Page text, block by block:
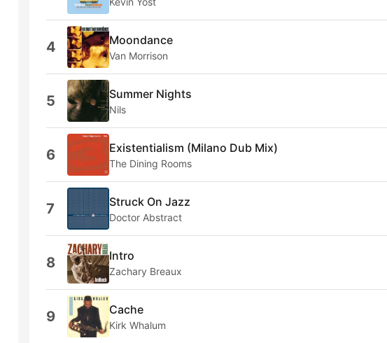
4 Moondance
Van Morrison
5 Summer Nights
Nils
6 Existentialism (Milano Dub Mix)
The Dining Rooms
7 Struck On Jazz
Doctor Abstract
8 Intro
Zachary Breaux
9 Cache
Kirk Whalum